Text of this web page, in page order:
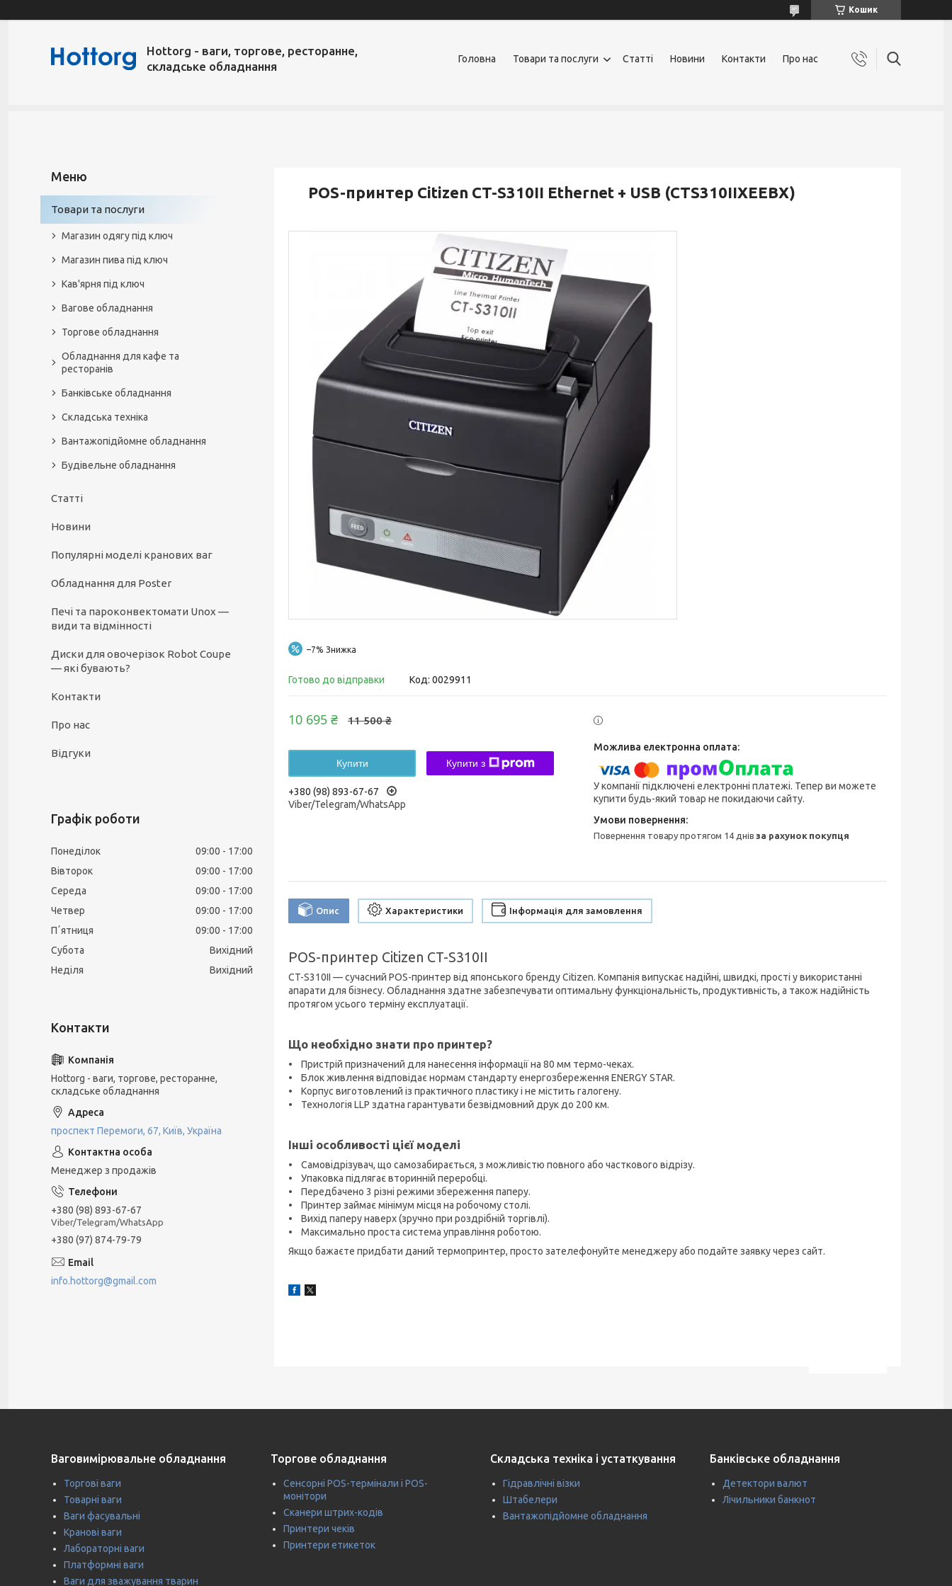
Кошик
Hottorg - ваги, торгове, ресторанне,
складське обладнання
Головна Товари та послуги Статті Новини Контакти Про нас
POS-принтер Citizen CT-S310II Ethernet + USB (CTS310IIXEEBX)
–7%
Готово до відправки Код: 0029911
11 500 ₴
10 695 ₴
Купити Купити з
+380 (98) 893-67-67
Viber/Telegram/WhatsApp
У компанії підключені електронні платежі. Тепер ви можете
купити будь-який товар не покидаючи сайту.
повернення товару протягом 14 днівза рахунок покупця
Опис Характеристики Інформація для замовлення
POS-принтер Citizen CT-S310II
CT-S310II — сучасний POS-принтер від японського бренду Citizen. Компанія випускає надійні, швидкі, прості у використанні
апарати для бізнесу. Обладнання здатне забезпечувати оптимальну функціональність, продуктивність, а також надійність
протягом усього терміну експлуатації.
Що необхідно знати про принтер?
• Пристрій призначений для нанесення інформації на 80 мм термо-чеках.
• Блок живлення відповідає нормам стандарту енергозбереження ENERGY STAR.
• Корпус виготовлений із практичного пластику і не містить галогену.
• Технологія LLP здатна гарантувати безвідмовний друк до 200 км.
Інші особливості цієї моделі
• Самовідрізувач, що самозабирається, з можливістю повного або часткового відрізу.
• Упаковка підлягає вторинній переробці.
• Передбачено 3 різні режими збереження паперу.
• Принтер займає мінімум місця на робочому столі.
• Вихід паперу наверх (зручно при роздрібній торгівлі).
• Максимально проста система управління роботою.
Якщо бажаєте придбати даний термопринтер, просто зателефонуйте менеджеру або подайте заявку через сайт.
Товари та послуги
Магазин одягу під ключ
Магазин пива під ключ
Кав'ярня під ключ
Вагове обладнання
Торгове обладнання
Обладнання для кафе та
ресторанів
Банківське обладнання
Складська техніка
Вантажопідйомне обладнання
Будівельне обладнання
Статті
Новини
Популярні моделі кранових ваг
Обладнання для Poster
Печі та пароконвектомати Unox —
види та відмінності
Диски для овочерізок Robot Coupe
— які бувають?
Контакти
Про нас
Відгуки
Графік роботи
Понеділок 09:00
17:00
Вівторок
09:00
17:00
Середа
09:00
17:00
Четвер
09:00
17:00
Пʼятниця
09:00
17:00
Субота
Вихідний
Неділя
Вихідний
Hottorg - ваги, торгове, ресторанне,
складське обладнання
проспект Перемоги, 67, Київ, Україна
Менеджер з продажів
+380 (98) 893-67-67
Viber/Telegram/WhatsApp
+380 (97) 874-79-79
info.hottorg@gmail.com
Ваговимірювальне обладнання
Торгові ваги
Товарні ваги
Ваги фасувальні
Кранові ваги
Лабораторні ваги
Платформні ваги
Ваги для зважування тварин
Торгове обладнання
Сенсорні POS-термінали і POS-
монітори
Сканери штрих-кодів
Принтери чеків
Принтери етикеток
Складська техніка і устаткування
Гідравлічні візки
Штабелери
Вантажопідйомне обладнання
Банківське обладнання
Детектори валют
Лічильники банкнот